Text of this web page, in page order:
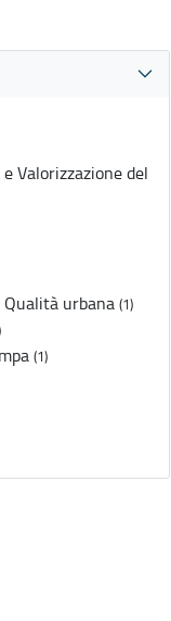
Valorizzazione del
urbana (1)
(1)